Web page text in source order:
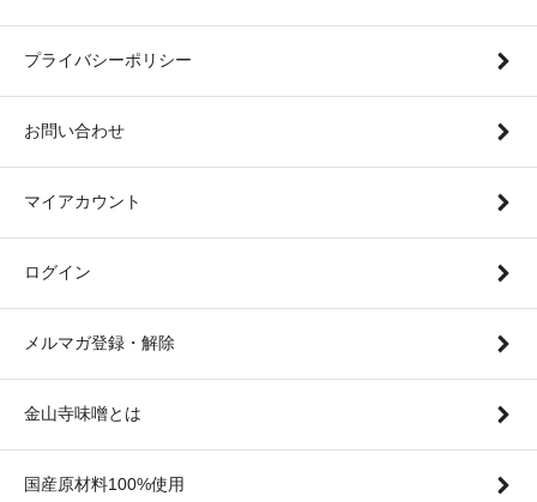
プライバシーポリシー
お問い合わせ
マイアカウント
ログイン
メルマガ登録・解除
金山寺味噌とは
国産原材料100%使用